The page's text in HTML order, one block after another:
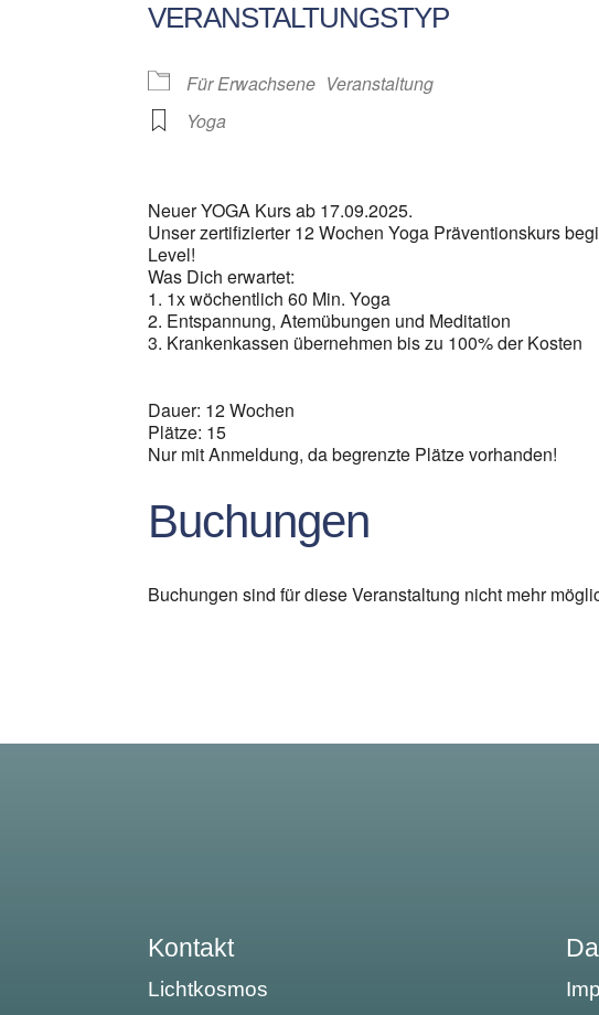
VERANSTALTUNGSTYP
Für Erwachsene Veranstaltung
Yoga
Neuer YOGA Kurs ab 17.09.2025.
Unser zertifizierter 12 Wochen Yoga Präventionskurs
Level!
Was Dich erwartet:
1. 1x wöchentlich 60 Min. Yoga
2. Entspannung, Atemübungen und Meditation
3. Krankenkassen übernehmen bis zu 100% der Kosten
Dauer: 12 Wochen
Plätze: 15
Nur mit Anmeldung, da begrenzte Plätze vorhanden!
Buchungen
Buchungen sind für diese Veranstaltung nicht mehr
Kontakt
Lichtkosmos